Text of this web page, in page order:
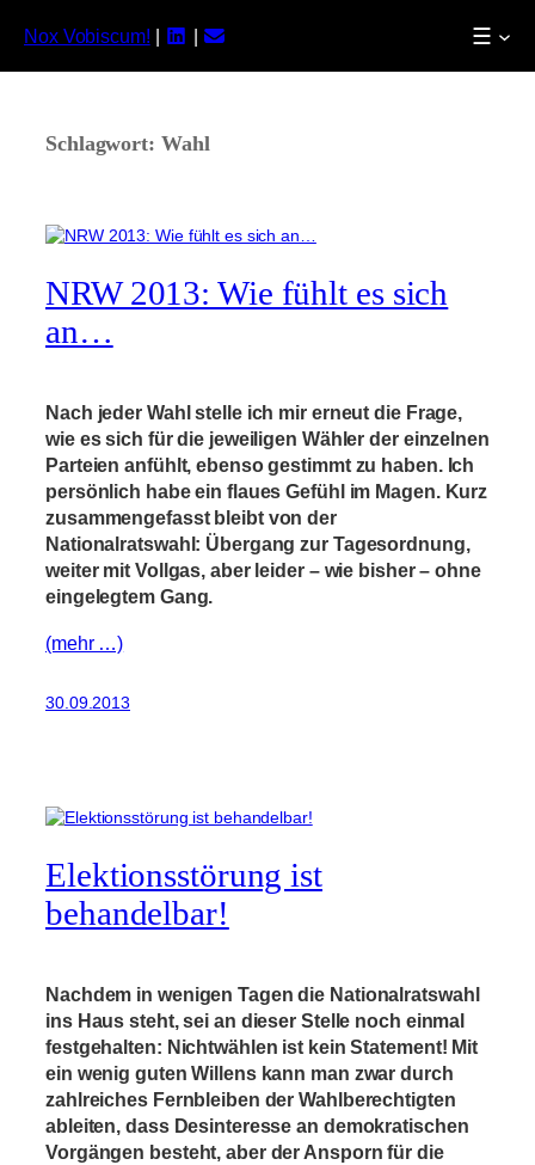
springen
Nox Vobiscum! | | ☰
Schlagwort: Wahl
NRW 2013: Wie fühlt es sich
an…
Nach jeder Wahl stelle ich mir erneut die Frage,
wie es sich für die jeweiligen Wähler der einzelnen
Parteien anfühlt, ebenso gestimmt zu haben. Ich
persönlich habe ein flaues Gefühl im Magen. Kurz
zusammengefasst bleibt von der
Nationalratswahl: Übergang zur Tagesordnung,
weiter mit Vollgas, aber leider – wie bisher – ohne
eingelegtem Gang.
(mehr …)
30.09.2013
Elektionsstörung ist
behandelbar!
Nachdem in wenigen Tagen die Nationalratswahl
ins Haus steht, sei an dieser Stelle noch einmal
festgehalten: Nichtwählen ist kein Statement! Mit
ein wenig guten Willens kann man zwar durch
zahlreiches Fernbleiben der Wahlberechtigten
ableiten, dass Desinteresse an demokratischen
Vorgängen besteht, aber der Ansporn für die